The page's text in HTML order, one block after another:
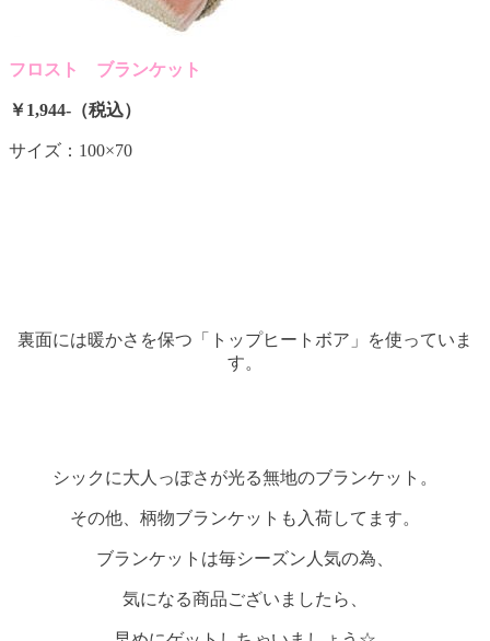
フロスト ブランケット
￥1,944-（税込）
サイズ：100×70
裏面には暖かさを保つ「トップヒートボア」を使っていま
す。
シックに大人っぽさが光る無地のブランケット。
その他、柄物ブランケットも入荷してます。
ブランケットは毎シーズン人気の為、
気になる商品ございましたら、